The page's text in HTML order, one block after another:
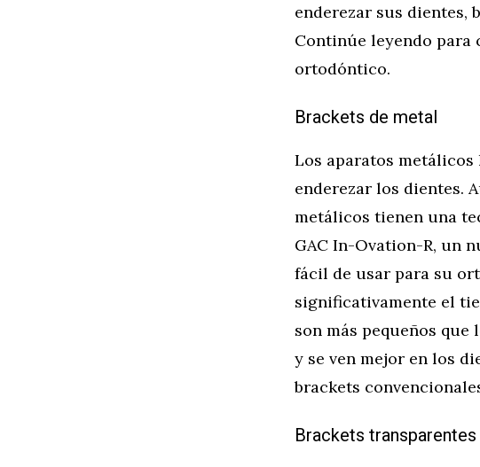
enderezar sus dientes,
Continúe leyendo para
ortodóntico.
Brackets de metal
Los aparatos
enderezar los dientes.
metálicos tienen una
GAC In-Ovation-R, un
fácil de usar para su
significativamente el
son más pequeños
y se ven mejor en los
brackets
Brackets transparentes